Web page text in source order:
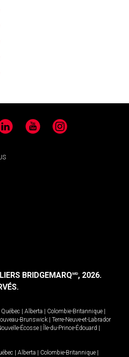
YouTube Instagram
BRIDGEMARQMD, 2026.
Québec Alberta Colombie-Britannique
Brunswick
Terre-Neuve-et-Labrador
Écosse Île-du-Prince-Édouard
Alberta Colombie-Britannique